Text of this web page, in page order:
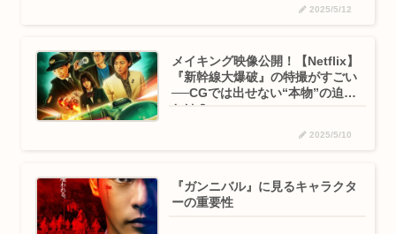
2025/5/12
メイキング映像公開！【Netflix】
『新幹線大爆破』の特撮がすごい
──CGでは出せない“本物”の迫力
とは？
2025/5/10
『ガンニバル』に見るキャラクタ
ーの重要性